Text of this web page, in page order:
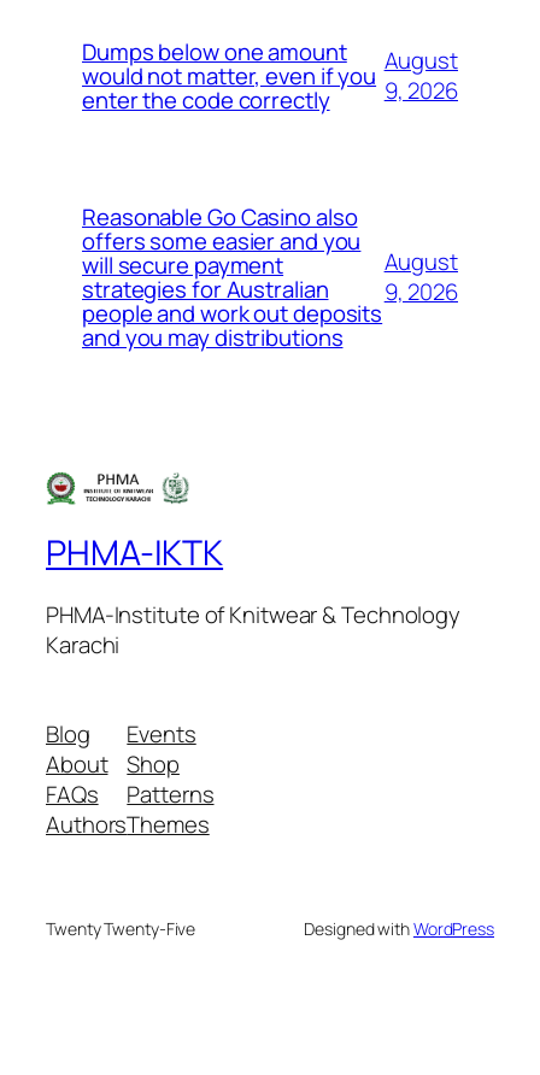
Dumps below one amount
would not matter, even if you
enter the code correctly
August
9, 2026
Reasonable Go Casino also
offers some easier and you
will secure payment
strategies for Australian
people and work out deposits
and you may distributions
August
9, 2026
PHMA-IKTK
PHMA-Institute of Knitwear & Technology
Karachi
Blog
About
FAQs
Authors
Events
Shop
Patterns
Themes
Twenty Twenty-Five Designed withWordPress